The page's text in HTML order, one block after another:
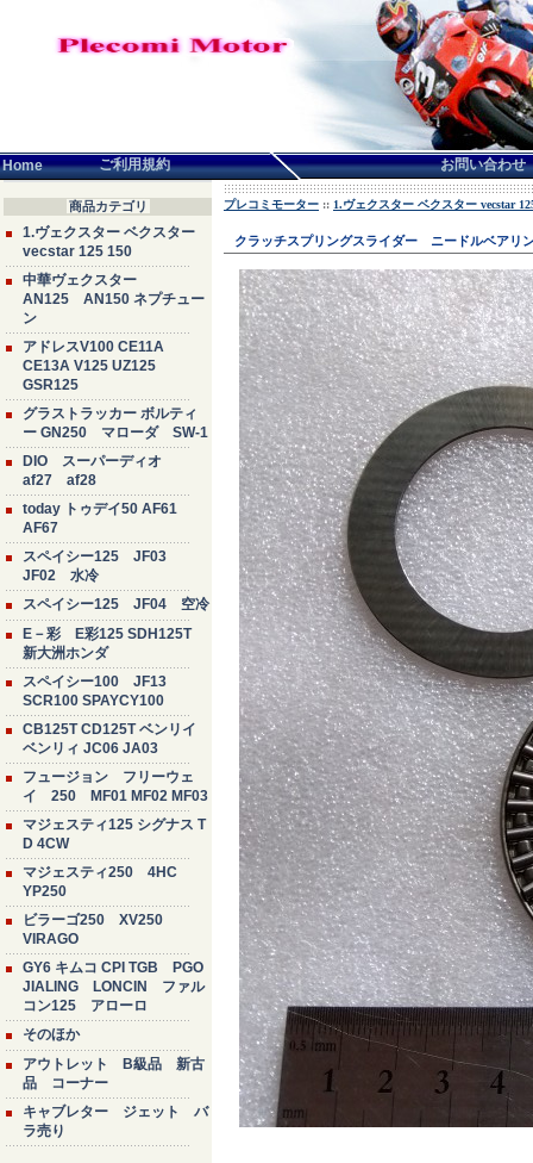
Home ご利用規約 お問い合わせ
商品カテゴリ
1.ヴェクスター ベクスター
vecstar 125 150
中華ヴェクスター
AN125 AN150 ネプチュー
ン
アドレスV100 CE11A
CE13A V125 UZ125
GSR125
グラストラッカー ボルティ
ー GN250 マローダ SW-1
DIO スーパーディオ
af27 af28
today トゥデイ50 AF61
AF67
スペイシー125 JF03
JF02 水冷
スペイシー125 JF04 空冷
E－彩 E彩125 SDH125T
新大洲ホンダ
スペイシー100 JF13
SCR100 SPAYCY100
CB125T CD125T ベンリイ
ベンリィ JC06 JA03
フュージョン フリーウェ
イ 250 MF01 MF02 MF03
マジェスティ125 シグナス T
D 4CW
マジェスティ250 4HC
YP250
ビラーゴ250 XV250
VIRAGO
GY6 キムコ CPI TGB PGO
JIALING LONCIN ファル
コン125 アローロ
そのほか
アウトレット B級品 新古
品 コーナー
キャブレター ジェット バ
ラ売り
プレコミモーター :: 1.ヴェクスター ベクスター vecstar
クラッチスプリングスライダー ニードルベア